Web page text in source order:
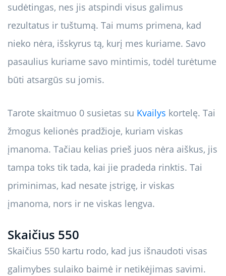
sudėtingas, nes jis atspindi visus galimus
rezultatus ir tuštumą. Tai mums primena, kad
nieko nėra, išskyrus tą, kurį mes kuriame. Savo
pasaulius kuriame savo mintimis, todėl turėtume
būti atsargūs su jomis.
Tarote skaitmuo 0 susietas su Kvailys kortelę. Tai
žmogus kelionės pradžioje, kuriam viskas
įmanoma. Tačiau kelias prieš juos nėra aiškus, jis
tampa toks tik tada, kai jie pradeda rinktis. Tai
priminimas, kad nesate įstrigę, ir viskas
įmanoma, nors ir ne viskas lengva.
Skaičius 550
Skaičius 550 kartu rodo, kad jus išnaudoti visas
galimybes sulaiko baimė ir netikėjimas savimi.